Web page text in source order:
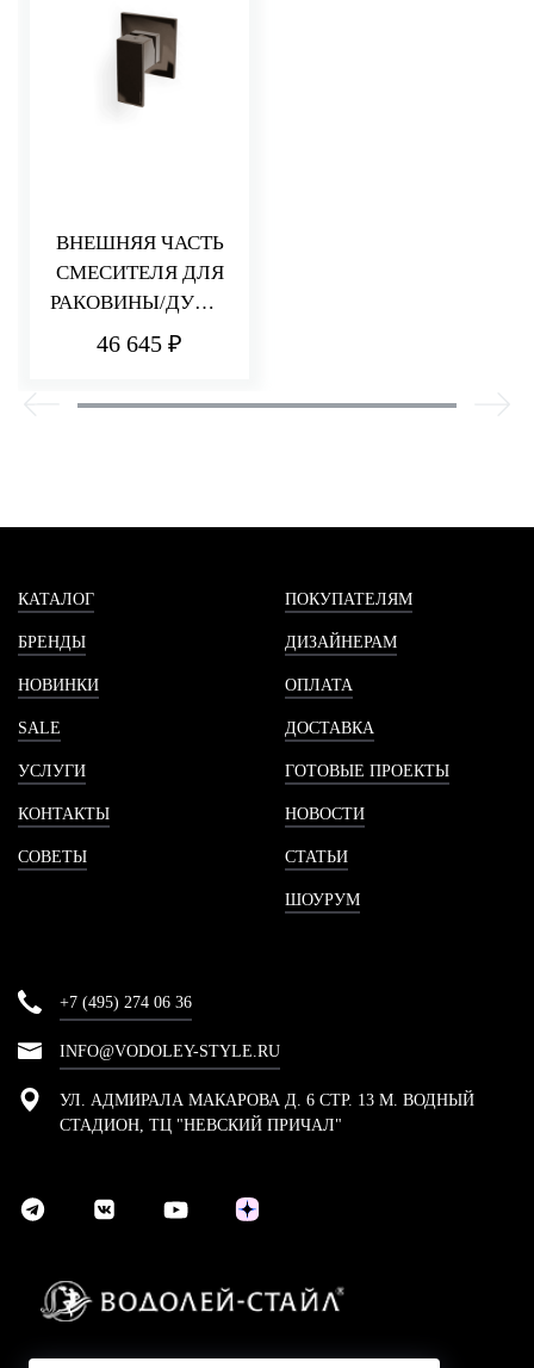
ВНЕШНЯЯ ЧАСТЬ
СМЕСИТЕЛЯ ДЛЯ
РАКОВИНЫ/ДУША
Q30
46 645 ₽
КАТАЛОГ
БРЕНДЫ
НОВИНКИ
SALE
УСЛУГИ
КОНТАКТЫ
СОВЕТЫ
ПОКУПАТЕЛЯМ
ДИЗАЙНЕРАМ
ОПЛАТА
ДОСТАВКА
ГОТОВЫЕ ПРОЕКТЫ
НОВОСТИ
СТАТЬИ
ШОУРУМ
+7 (495) 274 06 36
INFO@VODOLEY-STYLE.RU
УЛ. АДМИРАЛА МАКАРОВА Д. 6 СТР. 13 М. ВОДНЫЙ
СТАДИОН, ТЦ "НЕВСКИЙ ПРИЧАЛ"